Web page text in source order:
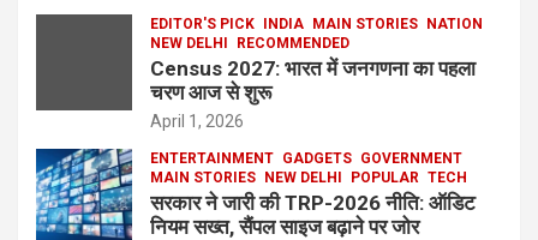
EDITOR'S PICK INDIA MAIN STORIES
NATION
NEW DELHI
RECOMMENDED
Census 2027: भारत में जनगणना का पहला
चरण आज से शुरू
April 1, 2026
ENTERTAINMENT GADGETS GOVERNMENT
MAIN STORIES
NEW DELHI POPULAR TECH
सरकार ने जारी की TRP-2026 नीति: ऑडिट
नियम सख्त, सैंपल साइज बढ़ाने पर जोर